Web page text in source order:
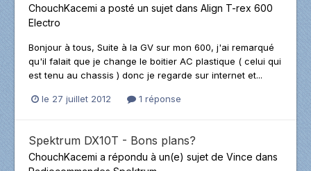
ChouchKacemi a posté un sujet dans Align T-rex 600
Electro
Bonjour à tous, Suite à la GV sur mon 600, j'ai remarqué
qu'il falait que je change le boitier AC plastique ( celui qui
est tenu au chassis ) donc je regarde sur internet et...
le 27 juillet 2012 1 réponse
Spektrum DX10T - Bons plans?
ChouchKacemi a répondu à un(e) sujet de Vince dans